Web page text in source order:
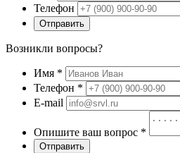
Телефон
Отправить
Возникли вопросы?
Имя *
Телефон *
E-mail
Опишите ваш вопрос *
Отправить